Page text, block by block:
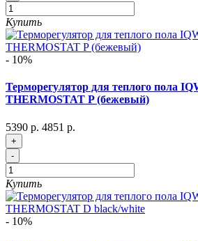
Купить
- 10%
Терморегулятор для теплого пола
THERMOSTAT P (бежевый)
5390 р. 4851 р.
+
-
Купить
- 10%